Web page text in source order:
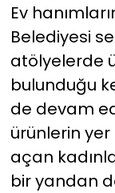
Ev
Belediyesi
atölyelerde
bulunduğu
de devam
ürünlerin
açan
bir yandan